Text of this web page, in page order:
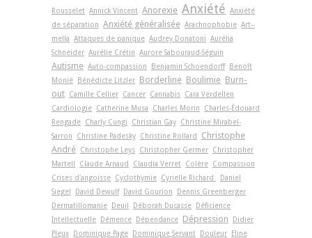
Rousselet Annick Vincent Anorexie Anxiété Anxiété
de séparation Anxiété généralisée Arachnophobie Art-­
mella Attaques de panique Audrey Donatoni Aurélia
Schneider Aurélie Crétin Aurore Sabouraud-Séguin
Autisme Auto-compassion Benjamin Schoendorff Benoît
Monié Bénédicte Litzler Borderline Boulimie Burn-
out Camille Cellier Cancer Cannabis Cara Verdellen
Cardiologie Catherine Musa Charles Morin
Charles-Édouard
Rengade Charly Cungi Christian Gay Christine Mirabel-
Sarron
Christine Padesky Christine Rollard
Christophe
André Christophe Leys Christopher Germer Christopher
Martell
Claude Arnaud Claudia Verret Colère Compassion
Crises d'angoisse Cyclothymie Cyrielle Richard
Daniel
Siegel
David Dewulf David Gourion
Dennis Greenberger
Dermatillomanie Deuil Déborah Ducasse Déficience
Intellectuelle Démence Dépendance Dépression
Didier
Pleux Dominique Page Dominique Servant Douleur Eline